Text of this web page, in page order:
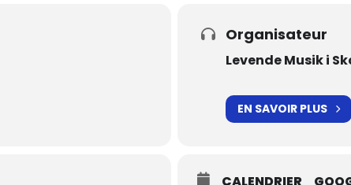
Organisateur
Levende Musik i
EN SAVOIR PLUS
CALENDRIER